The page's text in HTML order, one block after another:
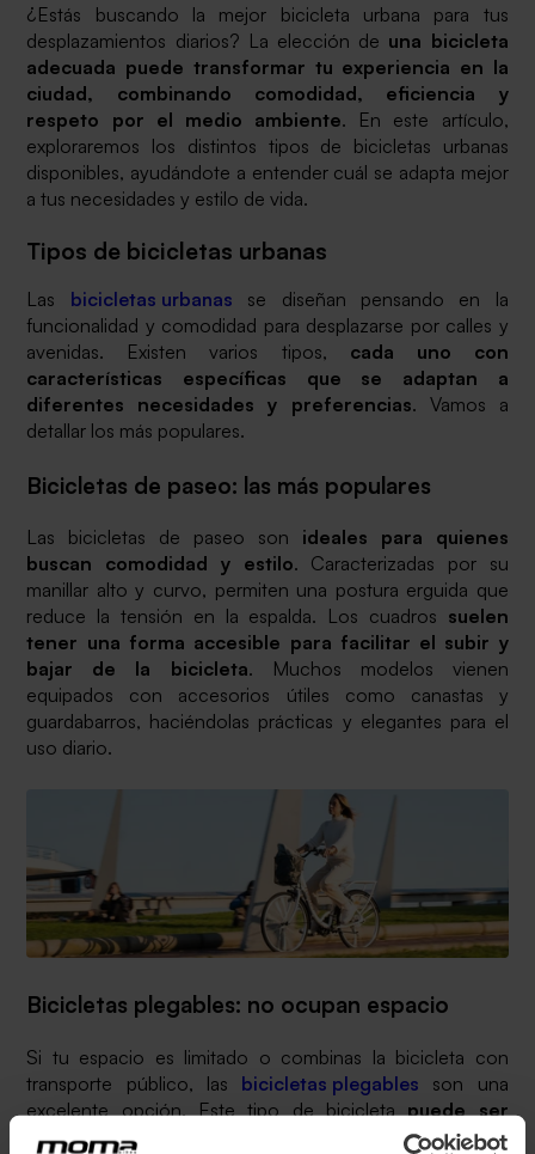
¿Estás buscando la mejor bicicleta urbana para tus
desplazamientos diarios? La elección de una bicicleta
adecuada puede transformar tu experiencia en la
ciudad, combinando comodidad, eficiencia y
respeto por el medio ambiente. En este artículo,
exploraremos los distintos tipos de bicicletas urbanas
disponibles, ayudándote a entender cuál se adapta mejor
a tus necesidades y estilo de vida.
Tipos de bicicletas urbanas
Las bicicletas urbanas se diseñan pensando en la
funcionalidad y comodidad para desplazarse por calles y
avenidas. Existen varios tipos, cada uno con
características específicas que se adaptan a
diferentes necesidades y preferencias. Vamos a
detallar los más populares.
Bicicletas de paseo: las más populares
Las bicicletas de paseo son ideales para quienes
buscan comodidad y estilo. Caracterizadas por su
manillar alto y curvo, permiten una postura erguida que
reduce la tensión en la espalda. Los cuadros suelen
tener una forma accesible para facilitar el subir y
bajar de la bicicleta. Muchos modelos vienen
equipados con accesorios útiles como canastas y
guardabarros, haciéndolas prácticas y elegantes para el
uso diario.
Bicicletas plegables: no ocupan espacio
Si tu espacio es limitado o combinas la bicicleta con
transporte público, las bicicletas plegables son una
excelente opción. Este tipo de bicicletapuede ser
fácilmente doblada en segundos
, lo que permite